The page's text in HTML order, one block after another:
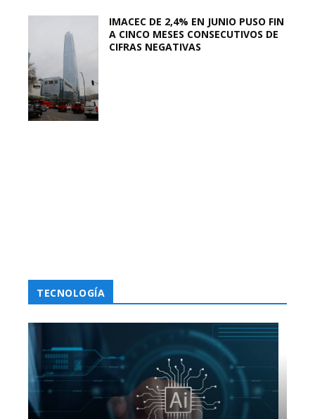
IMACEC DE 2,4% EN JUNIO PUSO FIN
A CINCO MESES CONSECUTIVOS DE
CIFRAS NEGATIVAS
TECNOLOGÍA